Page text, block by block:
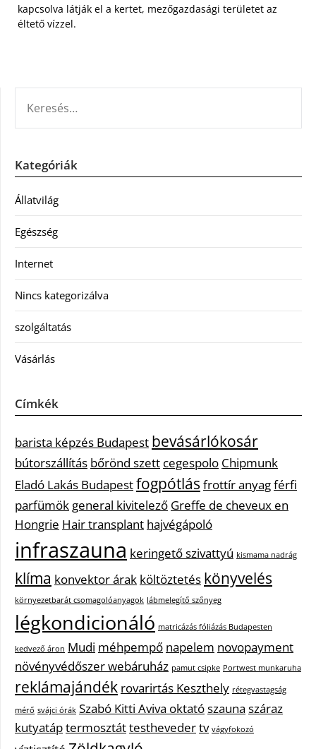
kapcsolva látják el a kertet, mezőgazdasági területet az
éltető vízzel.
Kategóriák
Állatvilág
Egészség
Internet
Nincs kategorizálva
szolgáltatás
Vásárlás
Címkék
barista képzés Budapest bevásárlókosár
bútorszállítás bőrönd szett cegespolo Chipmunk
Eladó Lakás Budapestfogpótlás frottír anyagférfi
parfümök general kivitelező Greffe de cheveux en
Hongrie Hair transplant hajvégápoló
infraszauna keringető szivattyú kismama nadrág
klíma konvektor árak költöztetés könyvelés
környezetbarát csomagolóanyagok lábmelegítő szőnyeg
légkondicionáló matricázás fóliázás Budapesten
kedvező áron Mudi méhpempő napelem novopayment
növényvédőszer webáruház pamut csipke Portwest munkaruha
reklámajándék rovarirtás Keszthely rétegvastagság
mérő svájci órák Szabó Kitti Aviva oktatószauna száraz
kutyatáptermosztáttesthevedertv vágyfokozó